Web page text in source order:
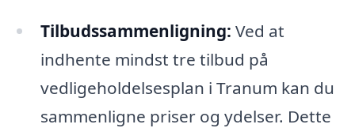
Tilbudssammenligning: Ved at
indhente mindst tre tilbud på
vedligeholdelsesplan i Tranum kan du
sammenligne priser og ydelser. Dette